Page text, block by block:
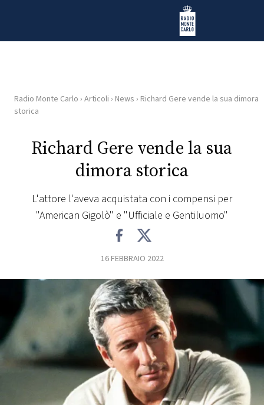
Radio Monte Carlo
HOME
RADIO
PLAYLIST
CONCORSI
EVENTI
Radio Monte Carlo › Articoli › News › Richard Gere vende la sua dimora
storica
Richard Gere vende la sua
dimora storica
L'attore l'aveva acquistata con i compensi per
"American Gigolò" e "Ufficiale e Gentiluomo"
16 FEBBRAIO 2022